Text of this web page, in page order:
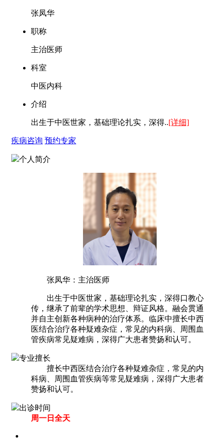
张凤华
职称
主治医师
科室
中医内科
介绍
出生于中医世家，基础理论扎实，深得..[详细]
疾病咨询 预约专家
个人简介
张凤华：主治医师
出生于中医世家，基础理论扎实，深得口教心
传，继承了前辈的学术思想、辩证风格。融会贯通
并自主创新各种病种的治疗体系。临床中擅长中西
医结合治疗各种疑难杂症，常见的内科病、周围血
管疾病常见疑难病，深得广大患者赞扬和认可。
专业擅长
擅长中西医结合治疗各种疑难杂症，常见的内
科病、周围血管疾病等常见疑难病，深得广大患者
赞扬和认可。
出诊时间
周一日全天